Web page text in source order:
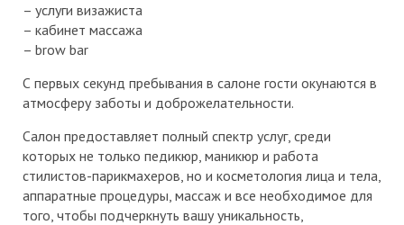
– услуги визажиста
– кабинет массажа
– brow bar
С первых секунд пребывания в салоне гости окунаются в
атмосферу заботы и доброжелательности.
Салон предоставляет полный спектр услуг, среди
которых не только педикюр, маникюр и работа
стилистов-парикмахеров, но и косметология лица и тела,
аппаратные процедуры, массаж и все необходимое для
того, чтобы подчеркнуть вашу уникальность,